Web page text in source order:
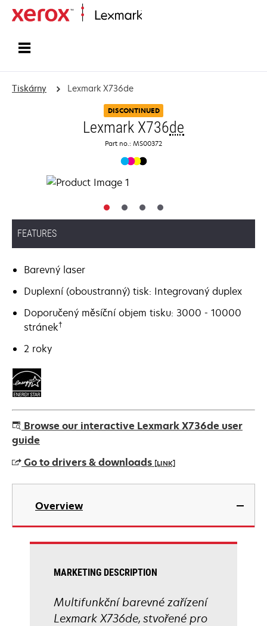
Tiskárny Lexmark X736de
DISCONTINUED
Lexmark X736de
Part no.: MS00372
FEATURES
Barevný laser
Duplexní (oboustranný) tisk: Integrovaný duplex
Doporučený měsíční objem tisku: 3000 - 10000
stránek†
2 roky
Browse our interactive Lexmark X736de user
guide
Go to drivers & downloads [LINK]
opens
new
Overview
MARKETING DESCRIPTION
Multifunkční barevné zařízení
Lexmark X736de, stvořené pro